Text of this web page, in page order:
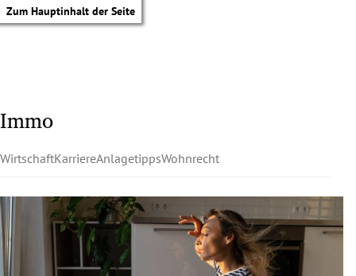
Zum Hauptinhalt der Seite
Immo
WirtschaftKarriereAnlagetippsWohnrecht